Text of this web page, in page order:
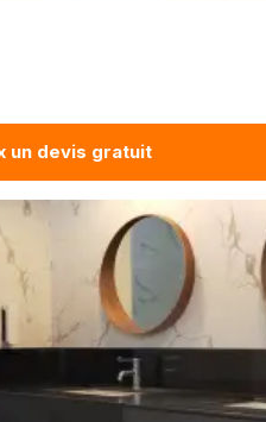
un devis gratuit